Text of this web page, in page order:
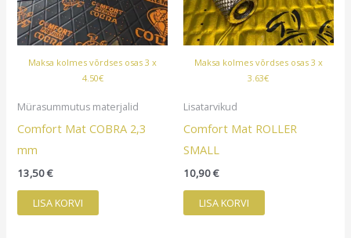
Maksa kolmes võrdses osas 3 x
4.50€
Mürasummutus materjalid
Comfort Mat COBRA 2,3
mm
13,50€
LISA KORVI
Maksa kolmes võrdses osas 3 x
3.63€
Lisatarvikud
Comfort Mat ROLLER
SMALL
10,90€
LISA KORVI